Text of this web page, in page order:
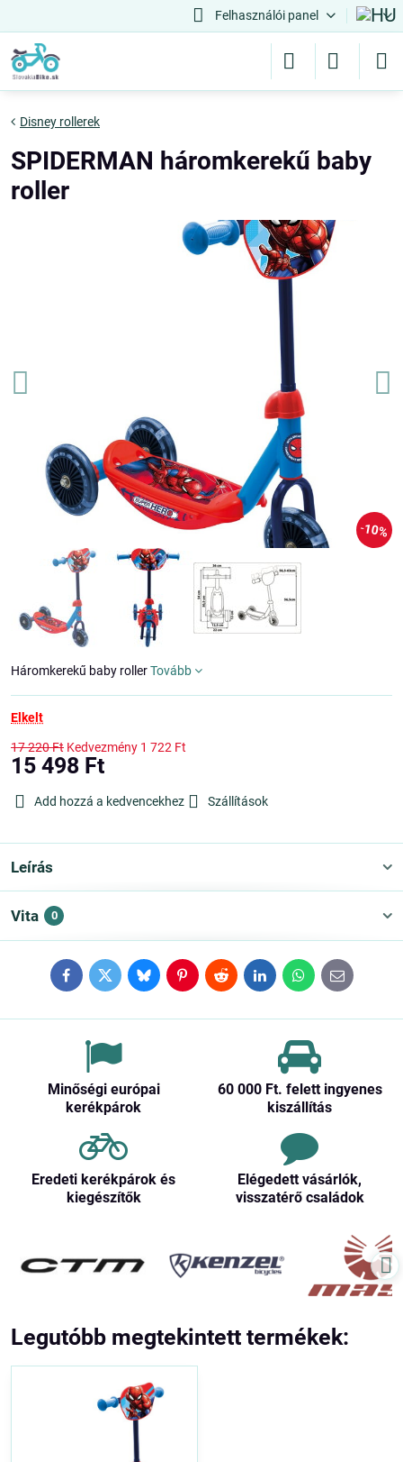
Felhasználói panel
10%
Disney rollerek
SPIDERMAN háromkerekű baby
roller
Háromkerekű baby rollerTovább
Elkelt
17 220 Ft Kedvezmény 1 722 Ft
15 498 Ft
Add hozzá a kedvencekhez Szállítások
Leírás
Vita 0
FacebookTwitterBlueskyPinterestRedditLinkedInWhatsApp
E-
mail
Minőségi európai
kerékpárok
60 000 Ft​. felett ingyenes
kiszállítás
Eredeti kerékpárok és
kiegészítők
Elégedett vásárlók,
visszatérő családok
Legutóbb megtekintett termékek: